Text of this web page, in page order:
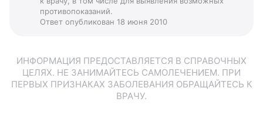
противопоказаний.
Ответ опубликован 18 июня 2010
ИНФОРМАЦИЯ ПРЕДОСТАВЛЯЕТСЯ В СПРАВОЧНЫХ
ЦЕЛЯХ. НЕ ЗАНИМАЙТЕСЬ САМОЛЕЧЕНИЕМ. ПРИ
ПЕРВЫХ ПРИЗНАКАХ ЗАБОЛЕВАНИЯ ОБРАЩАЙТЕСЬ К
ВРАЧУ.